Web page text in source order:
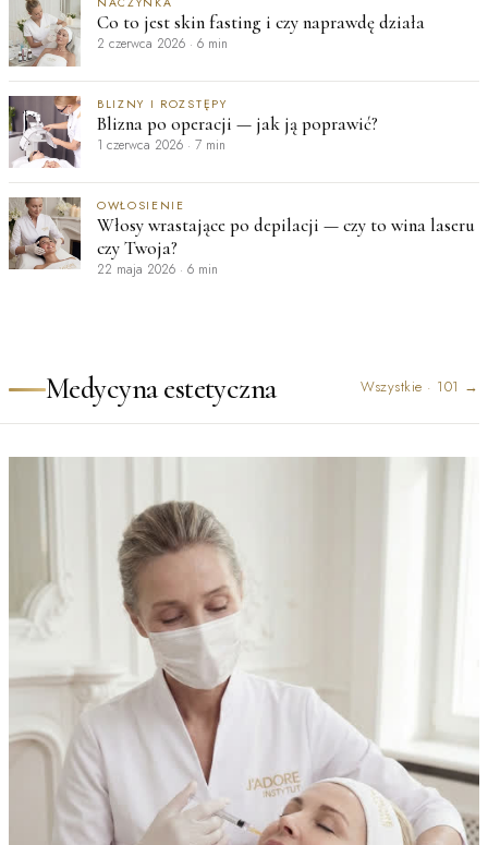
Co to jest skin fasting i czy naprawdę działa
2 czerwca 2026 · 6 min
BLIZNY I ROZSTĘPY
Blizna po operacji — jak ją poprawić?
1 czerwca 2026 · 7 min
OWŁOSIENIE
Włosy wrastające po depilacji — czy to wina laseru
czy Twoja?
22 maja 2026 · 6 min
Medycyna estetyczna Wszystkie · 101 →